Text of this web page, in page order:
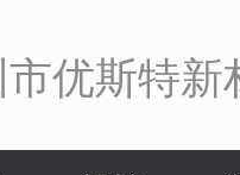
优斯特新